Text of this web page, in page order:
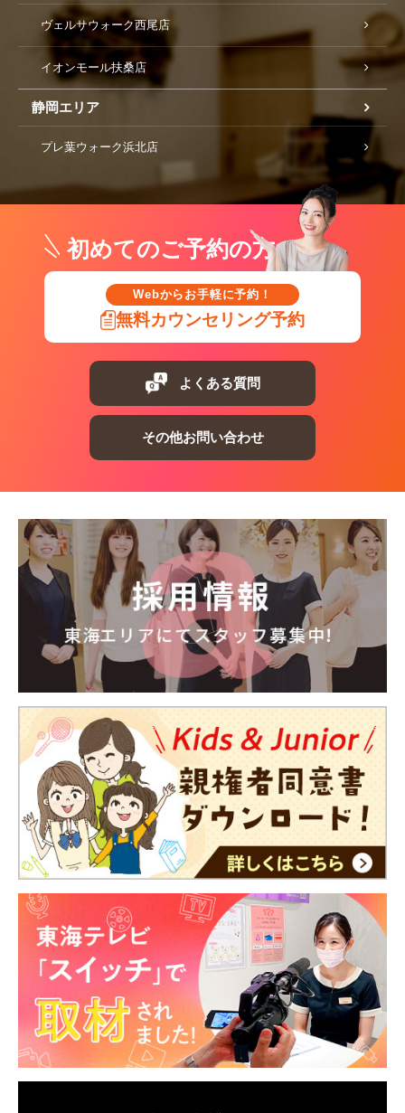
ヴェルサウォーク西尾店
イオンモール扶桑店
静岡エリア
プレ葉ウォーク浜北店
初めてのご予約の方
Webからお手軽に予約！
無料カウンセリング予約
よくある質問
その他お問い合わせ